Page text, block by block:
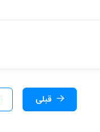
قبلی